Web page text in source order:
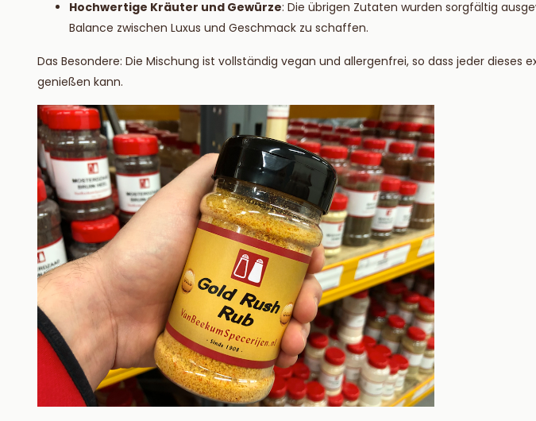
Hochwertige Kräuter und Gewürze: Die übrigen Zutaten wurden sorgfältig
Balance zwischen Luxus und Geschmack zu schaffen.
Das Besondere: Die Mischung ist vollständig vegan und allergenfrei, so dass jeder dieses
genießen kann.